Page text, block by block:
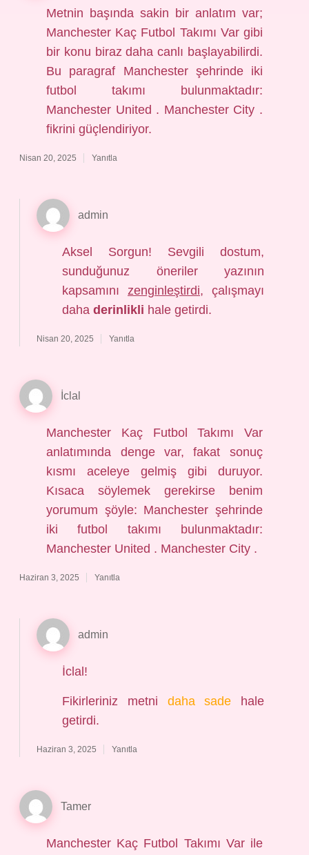
Metnin başında sakin bir anlatım var;
Manchester Kaç Futbol Takımı Var gibi
bir konu biraz daha canlı başlayabilirdi.
Bu paragraf Manchester şehrinde iki
futbol takımı bulunmaktadır:
Manchester United . Manchester City .
fikrini güçlendiriyor.
Nisan 20, 2025 Yanıtla
admin
Aksel Sorgun! Sevgili dostum,
sunduğunuz öneriler yazının
kapsamını zenginleştirdi, çalışmayı
daha derinlikli hale getirdi.
Nisan 20, 2025 Yanıtla
İclal
Manchester Kaç Futbol Takımı Var
anlatımında denge var, fakat sonuç
kısmı aceleye gelmiş gibi duruyor.
Kısaca söylemek gerekirse benim
yorumum şöyle: Manchester şehrinde
iki futbol takımı bulunmaktadır:
Manchester United . Manchester City .
Haziran 3, 2025 Yanıtla
admin
İclal!
Fikirleriniz metni daha sade hale
getirdi.
Haziran 3, 2025 Yanıtla
Tamer
Manchester Kaç Futbol Takımı Var ile